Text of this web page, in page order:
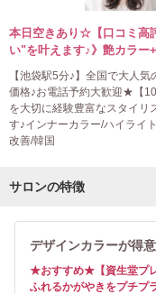
本日空きあり☆【口コミ高
い"を叶えます♪》艶カラー
【池袋駅5分♪】全国で大人
価格♪お電話予約大歓迎★【
を大切に経験豊富なスタイリ
す♪インナーカラー/ハイライ
改善/韓国
サロンの特徴
デザインカラーが得
★おすすめ★【資生堂プ
ふれるかがやきをプチプ